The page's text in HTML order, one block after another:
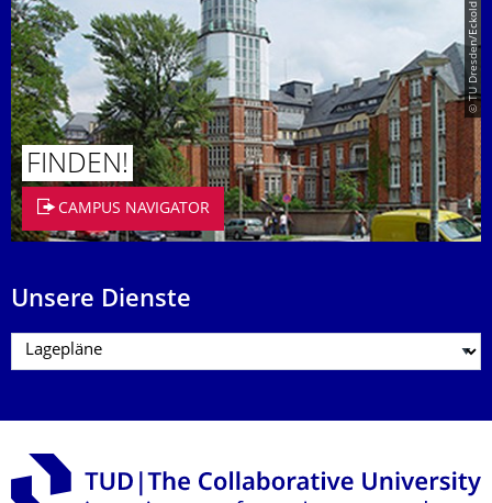
© TU Dresden/Eckold
FINDEN!
CAMPUS NAVIGATOR
Unsere Dienste